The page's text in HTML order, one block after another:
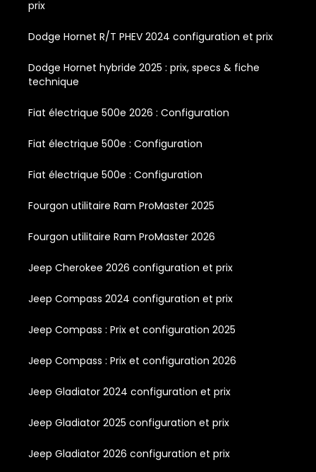
prix
Dodge Hornet R/T PHEV 2024 configuration et prix
Dodge Hornet hybride 2025 : prix, specs & fiche
technique
Fiat électrique 500e 2026 : Configuration
Fiat électrique 500e : Configuration
Fiat électrique 500e : Configuration
Fourgon utilitaire Ram ProMaster 2025
Fourgon utilitaire Ram ProMaster 2026
Jeep Cherokee 2026 configuration et prix
Jeep Compass 2024 configuration et prix
Jeep Compass : Prix et configuration 2025
Jeep Compass : Prix et configuration 2026
Jeep Gladiator 2024 configuration et prix
Jeep Gladiator 2025 configuration et prix
Jeep Gladiator 2026 configuration et prix